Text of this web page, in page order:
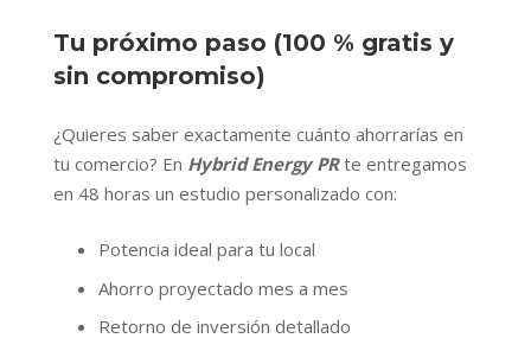
Tu próximo paso (100 % gratis y
sin compromiso)
¿Quieres saber exactamente cuánto ahorrarías en
tu comercio? En Hybrid Energy PRte entregamos
en 48 horas un estudio personalizado con:
Potencia ideal para tu local
Ahorro proyectado mes a mes
Retorno de inversión detallado